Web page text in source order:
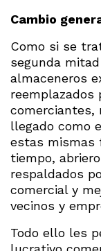
Cambio
Como si se
segunda
almaceneros
reemplazados
comerciantes,
llegado como
estas mismas
tiempo,
respaldados
comercial y
vecinos y
Todo ello les